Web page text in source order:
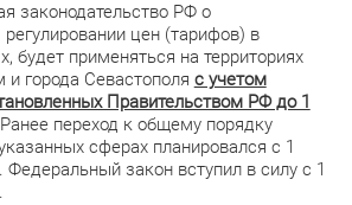
законодательство РФ о
цен (тарифов) в
будет применяться на территориях
города Севастополя с учетом
Правительством РФ до 1
переход к общему порядку
сферах планировался с 1
Федеральный закон вступил в силу с 1